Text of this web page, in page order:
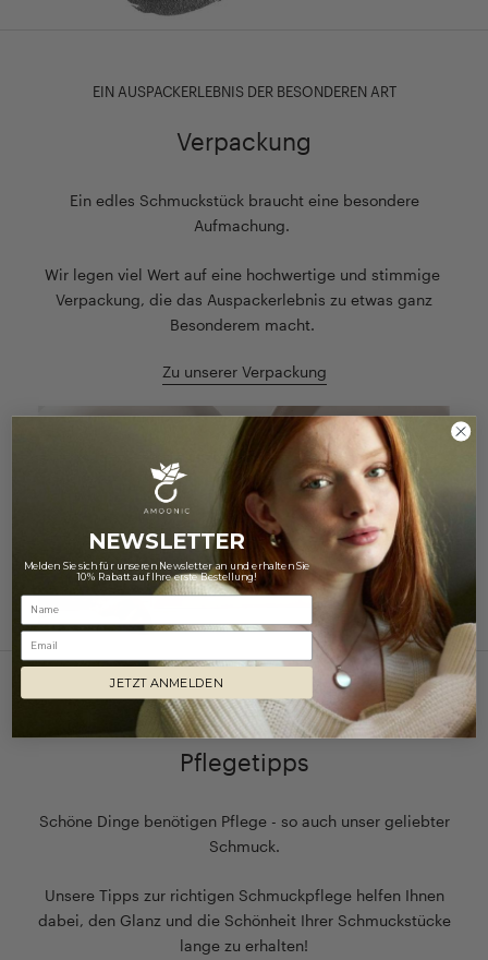
EIN AUSPACKERLEBNIS DER BESONDEREN ART
Verpackung
Ein edles Schmuckstück braucht eine besondere
Aufmachung.
Wir legen viel Wert auf eine hochwertige und stimmige
Verpackung, die das Auspackerlebnis zu etwas ganz
Besonderem macht.
Zu unserer Verpackung
NUR DAS BESTE FÜR IHREN SCHMUCK
Pflegetipps
Schöne Dinge benötigen Pflege - so auch unser geliebter
Schmuck.
Unsere Tipps zur richtigen Schmuckpflege helfen Ihnen
dabei, den Glanz und die Schönheit Ihrer Schmuckstücke
lange zu erhalten!
NEWSLETTER
Melden Sie sich für unseren Newsletter an und erhalten Sie
10% Rabatt auf Ihre erste Bestellung!
Email
JETZT ANMELDEN